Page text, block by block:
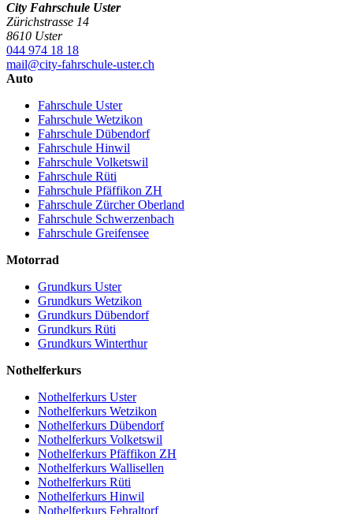
City Fahrschule Uster
Zürichstrasse 14
8610 Uster
044 974 18 18
mail@city-fahrschule-uster.ch
Auto
Fahrschule Uster
Fahrschule Wetzikon
Fahrschule Dübendorf
Fahrschule Hinwil
Fahrschule Volketswil
Fahrschule Rüti
Fahrschule Pfäffikon ZH
Fahrschule Zürcher Oberland
Fahrschule Schwerzenbach
Fahrschule Greifensee
Motorrad
Grundkurs Uster
Grundkurs Wetzikon
Grundkurs Dübendorf
Grundkurs Rüti
Grundkurs Winterthur
Nothelferkurs
Nothelferkurs Uster
Nothelferkurs Wetzikon
Nothelferkurs Dübendorf
Nothelferkurs Volketswil
Nothelferkurs Pfäffikon ZH
Nothelferkurs Wallisellen
Nothelferkurs Rüti
Nothelferkurs Hinwil
Nothelferkurs Fehraltorf